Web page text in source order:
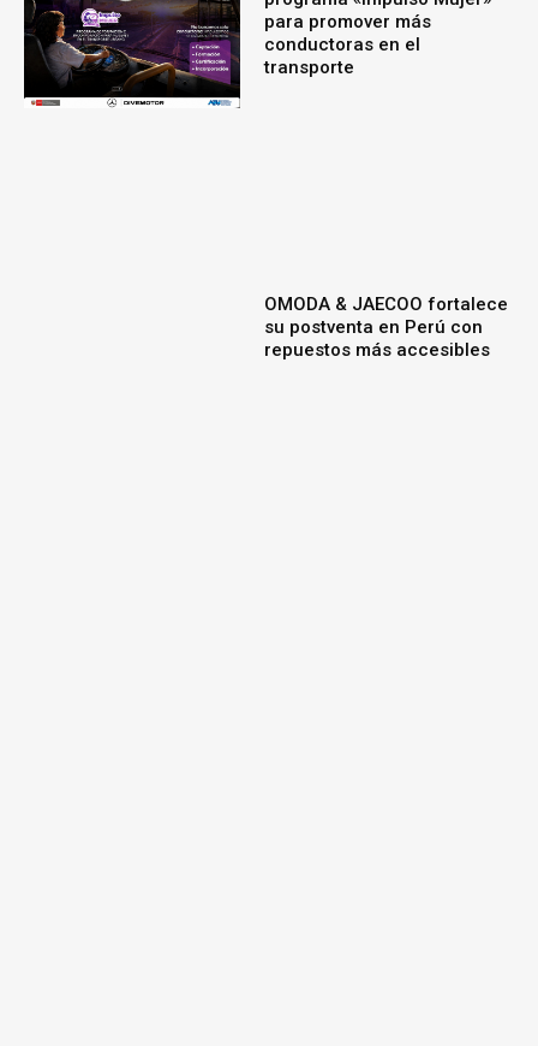
para promover más
conductoras en el
transporte
OMODA & JAECOO fortalece
su postventa en Perú con
repuestos más accesibles